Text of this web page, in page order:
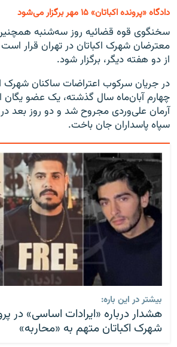
دادگاه «پرونده اکباتان» ۱۵ مهر برگزار می‌شود
سخنگوی قوه قضائیه روز سه‌شنبه همچنین
از دو هفته دیگر، برگزار شود.
در جریان سرکوب اعتراضات ساکنان شهرک
چهارم آبان‌ماه سال گذشته، یک عضو یگان
آرمان علی‌وردی مجروح شد و دو روز بعد در
سپاه پاسداران جان باخت.
بیشتر در این باره:
هشدار درباره «ایرادات اساسی» در
شهرک اکباتان متهم به «محاربه»